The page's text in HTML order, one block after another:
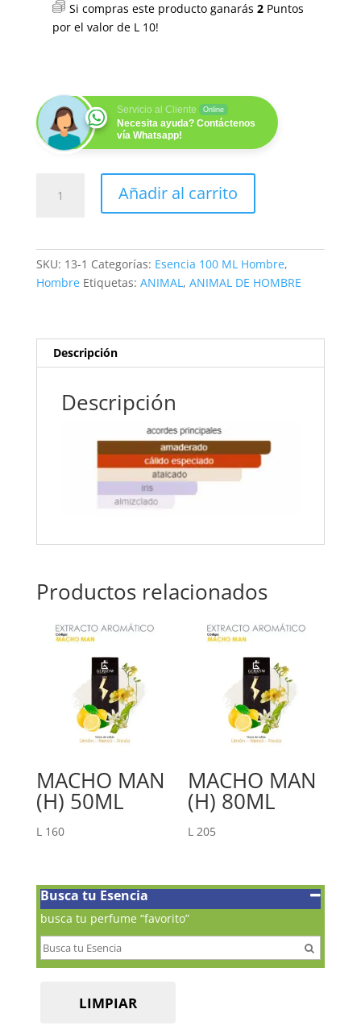
Si compras este producto ganarás 2Puntos
por el valor de L10!
Servicio al Cliente Online
Necesita ayuda? Contáctenos
vía Whatsapp!
MAN
Añadir al carrito
SKU: 13-1 Categorías: Esencia 100 ML Hombre,
Hombre Etiquetas: ANIMAL, ANIMAL DE HOMBRE
Descripción
Descripción
Productos relacionados
MACHO MAN
(H) 50ML
L160
MACHO MAN
(H) 80ML
L205
Busca tu Esencia
busca tu perfume “favorito”
LIMPIAR